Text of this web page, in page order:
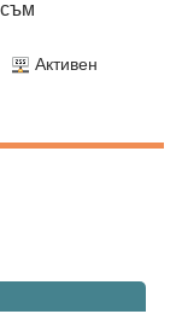
Активен